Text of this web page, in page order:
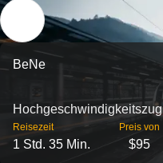
BeNe
Hochgeschwindigkeitszug
Reisezeit
1 Std. 35 Min.
Preis von
$95